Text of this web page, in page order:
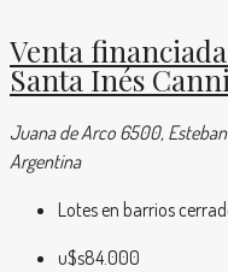
Venta
Santa Inés
Juana de Arco 6500,
Argentina
Lotes en barrios
u$s84.000